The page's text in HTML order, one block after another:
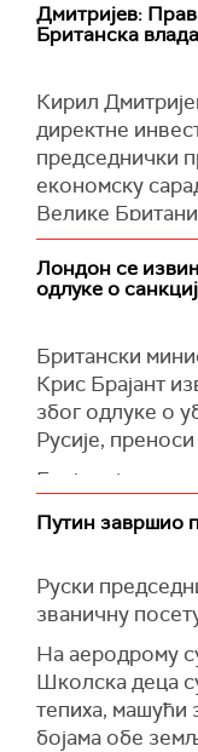
Дмитријев:
Британска влада
Кирил
директне
председнички
економску
Велике
руских
земаља.
"Морао сам да
била сама
Дмитријев на
Он је реаговао
власти
руских
земаља,
(Известија)
Лондон се
одлуке о
Британски
Крис Брајант
због одлуке о
Русије, преноси
Брајант је
након сличне
америчког
суспендована у
"Понашали смо
моја кривица, и
оставили
покушавали да
Путин завршио
Руски
званичну
На аеродрому
Школска деца
тепиха, машући
бојама обе